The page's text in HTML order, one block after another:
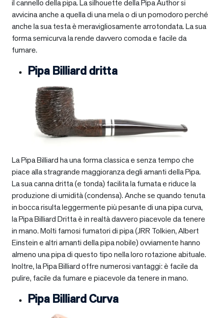
il cannello della pipa. La silhouette della Pipa Author si
avvicina anche a quella di una mela o di un pomodoro perché
anche la sua testa è meravigliosamente arrotondata. La sua
forma semicurva la rende davvero comoda e facile da
fumare.
Pipa Billiard dritta
La Pipa Billiard ha una forma classica e senza tempo che
piace alla stragrande maggioranza degli amanti della Pipa.
La sua canna dritta (e tonda) facilita la fumata e riduce la
produzione di umidità (condensa). Anche se quando tenuta
in bocca risulta leggermente più pesante di una pipa curva,
la Pipa Billiard Dritta è in realtà davvero piacevole da tenere
in mano. Molti famosi fumatori di pipa (JRR Tolkien, Albert
Einstein e altri amanti della pipa nobile) ovviamente hanno
almeno una pipa di questo tipo nella loro rotazione abituale.
Inoltre, la Pipa Billiard offre numerosi vantaggi: è facile da
pulire, facile da fumare e piacevole da tenere in mano.
Pipa Billiard Curva